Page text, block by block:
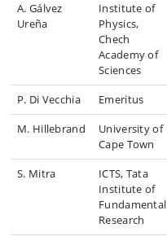
A. Gálvez
Ureña
Institute of
Physics,
Chech
Academy of
Sciences
P. Di Vecchia Emeritus
M. Hillebrand
University of
Cape Town
S. Mitra
ICTS, Tata
Institute of
Fundamental
Research